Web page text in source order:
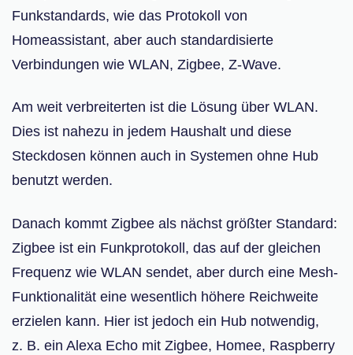
Funkstandards, wie das Protokoll von
Homeassistant, aber auch standardisierte
Verbindungen wie WLAN, Zigbee, Z-Wave.
Am weit verbreiterten ist die Lösung über WLAN.
Dies ist nahezu in jedem Haushalt und diese
Steckdosen können auch in Systemen ohne Hub
benutzt werden.
Danach kommt Zigbee als nächst größter Standard:
Zigbee ist ein Funkprotokoll, das auf der gleichen
Frequenz wie WLAN sendet, aber durch eine Mesh-
Funktionalität eine wesentlich höhere Reichweite
erzielen kann. Hier ist jedoch ein Hub notwendig,
z. B. ein Alexa Echo mit Zigbee, Homee, Raspberry